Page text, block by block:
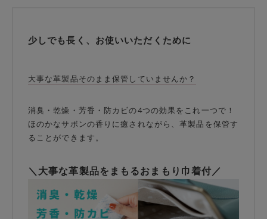
少しでも長く、お使いいただくために
大事な革製品そのまま保管していませんか？
消臭・乾燥・芳香・防カビの4つの効果をこれ一つで！
ほのかなサボンの香りに癒されながら、革製品を保管す
ることができます。
＼大事な革製品をまもるおまもり巾着付／